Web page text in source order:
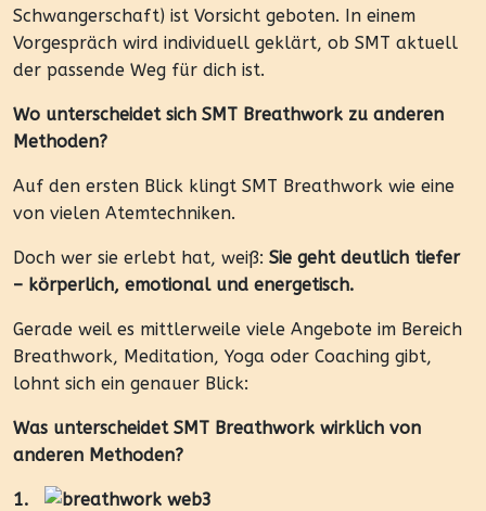
Schwangerschaft) ist Vorsicht geboten. In einem
Vorgespräch wird individuell geklärt, ob SMT aktuell
der passende Weg für dich ist.
Wo unterscheidet sich SMT Breathwork zu anderen
Methoden?
Auf den ersten Blick klingt SMT Breathwork wie eine
von vielen Atemtechniken.
Doch wer sie erlebt hat, weiß: Sie geht deutlich tiefer
– körperlich, emotional und energetisch.
Gerade weil es mittlerweile viele Angebote im Bereich
Breathwork, Meditation, Yoga oder Coaching gibt,
lohnt sich ein genauer Blick:
Was unterscheidet SMT Breathwork wirklich von
anderen Methoden?
1.